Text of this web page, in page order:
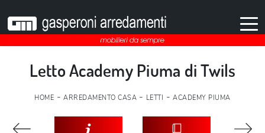
Letto Academy Piuma di Twils
HOME -ARREDAMENTO CASA - LETTI -ACADEMY PIUMA